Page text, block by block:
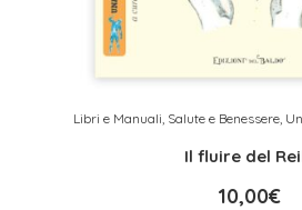
Libri e Manuali Salute e Benessere,
Il fluire del
10,00€